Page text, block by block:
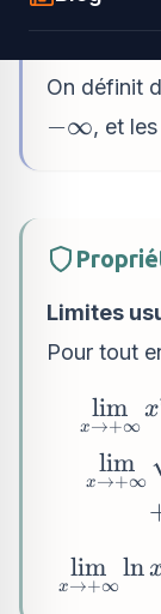
grand. On
On définit
-
−∞, et
Limites
Pour tout
\to
x→+∞
lim x
x→+∞
lim
\to
x→+∞
lim ln